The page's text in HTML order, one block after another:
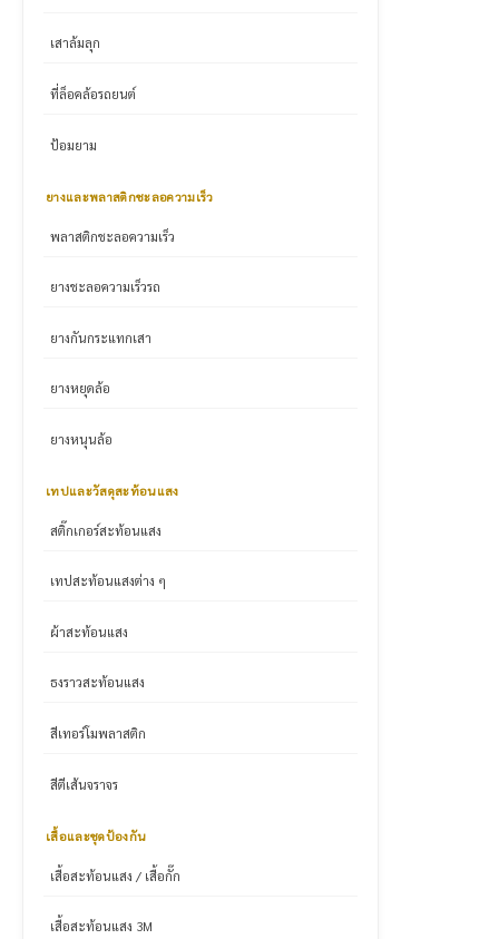
เสาล้มลุก
ที่ล็อคล้อรถยนต์
ป้อมยาม
ยางและพลาสติกชะลอความเร็ว
พลาสติกชะลอความเร็ว
ยางชะลอความเร็วรถ
ยางกันกระแทกเสา
ยางหยุดล้อ
ยางหนุนล้อ
เทปและวัสดุสะท้อนแสง
สติ๊กเกอร์สะท้อนแสง
เทปสะท้อนแสงต่าง ๆ
ผ้าสะท้อนแสง
ธงราวสะท้อนแสง
สีเทอร์โมพลาสติก
สีตีเส้นจราจร
เสื้อและชุดป้องกัน
เสื้อสะท้อนแสง / เสื้อกั๊ก
เสื้อสะท้อนแสง 3M